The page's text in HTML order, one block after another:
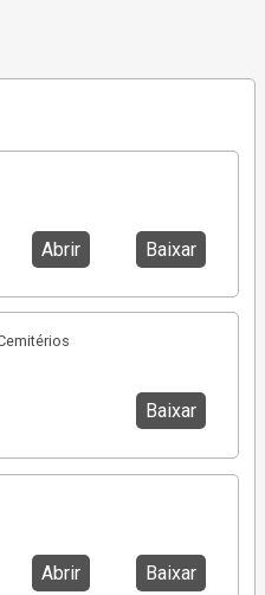
Abrir Baixar
Baixar
Abrir Baixar